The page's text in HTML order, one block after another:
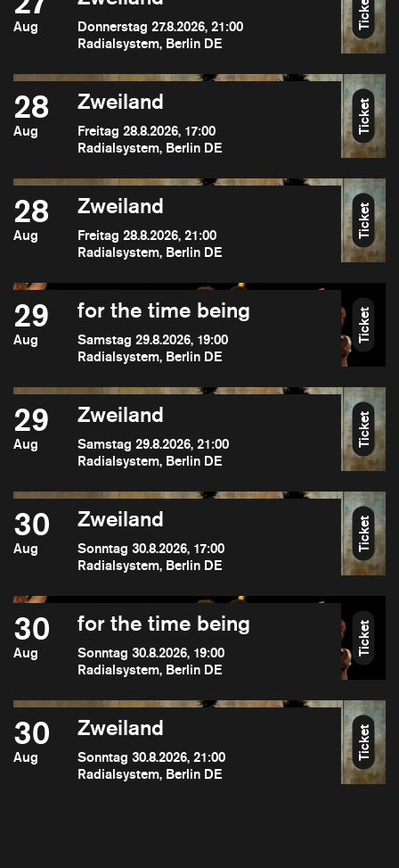
Aug
Donnerstag 27.8.2026, 21:00
Radialsystem, Berlin DE
Ticket
28
Aug
Zweiland
Freitag 28.8.2026, 17:00
Radialsystem, Berlin DE
Ticket
28
Aug
Zweiland
Freitag 28.8.2026, 21:00
Radialsystem, Berlin DE
Ticket
29
Aug
for the time being
Samstag 29.8.2026, 19:00
Radialsystem, Berlin DE
Ticket
29
Aug
Zweiland
Samstag 29.8.2026, 21:00
Radialsystem, Berlin DE
Ticket
30
Aug
Zweiland
Sonntag 30.8.2026, 17:00
Radialsystem, Berlin DE
Ticket
30
Aug
for the time being
Sonntag 30.8.2026, 19:00
Radialsystem, Berlin DE
Ticket
30
Aug
Zweiland
Sonntag 30.8.2026, 21:00
Radialsystem, Berlin DE
Ticket